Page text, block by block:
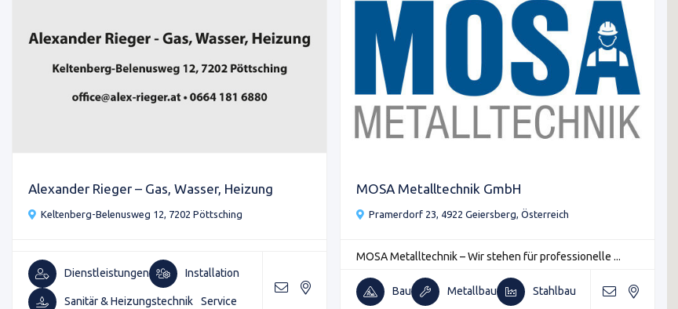
Alexander Rieger – Gas, Wasser, Heizung
Keltenberg-Belenusweg 12, 7202 Pöttsching
Dienstleistungen Installation
Sanitär & Heizungstechnik Service
MOSA Metalltechnik GmbH
Pramerdorf 23, 4922 Geiersberg, Österreich
MOSA Metalltechnik – Wir stehen für professionelle ...
Bau Metallbau Stahlbau